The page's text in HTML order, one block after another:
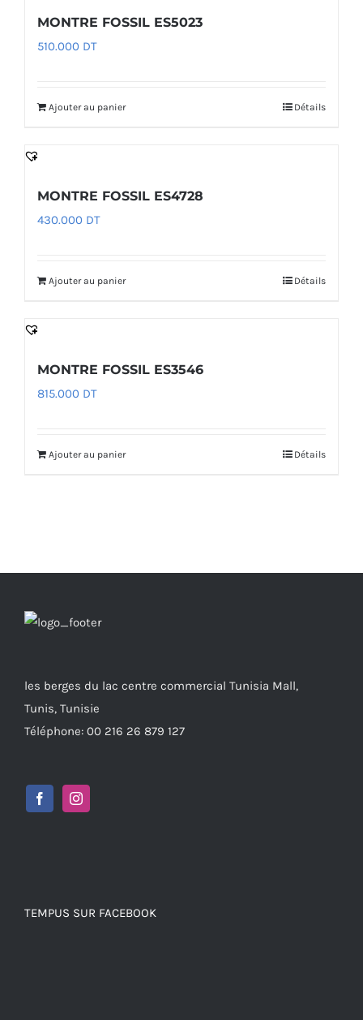
MONTRE FOSSIL ES5023
510.000 DT
Ajouter au panier Détails
MONTRE FOSSIL ES4728
430.000 DT
Ajouter au panier Détails
MONTRE FOSSIL ES3546
815.000 DT
Ajouter au panier Détails
les berges du lac centre commercial Tunisia Mall,
Tunis, Tunisie
Téléphone: 00 216 26 879 127
TEMPUS SUR FACEBOOK